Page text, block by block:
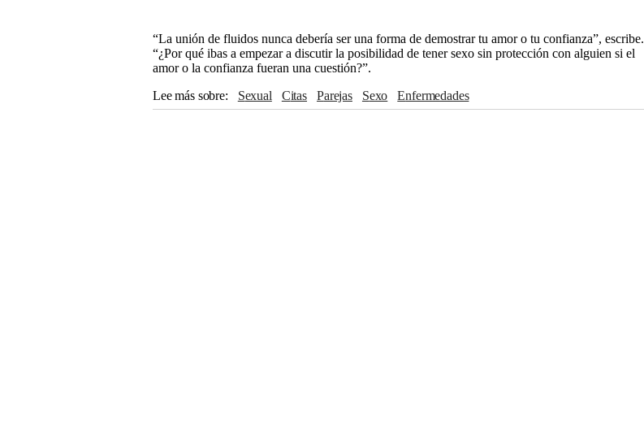
“La unión de fluidos nunca debería ser una forma de demostrar tu amor o tu confianza”, escribe.
“¿Por qué ibas a empezar a discutir la posibilidad de tener sexo sin protección con alguien si el
amor o la confianza fueran una cuestión?”.
Lee más sobre
sexual citas Parejas sexo Enfermedades